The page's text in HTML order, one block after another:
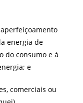
energia de
do consumo e à
e
comerciais ou